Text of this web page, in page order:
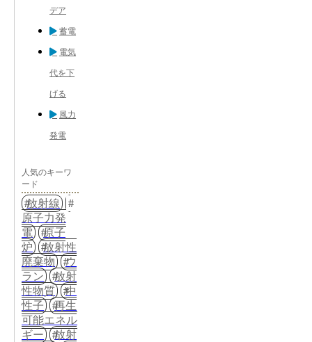
デア
蓄電
電気
代を下
げる
風力
発電
人気のキーワ
ード
放射線
原子力発
電
原子
炉
放射性
廃棄物
ウ
ラン
放射
性物質
中
性子
再生
可能エネル
ギー
放射